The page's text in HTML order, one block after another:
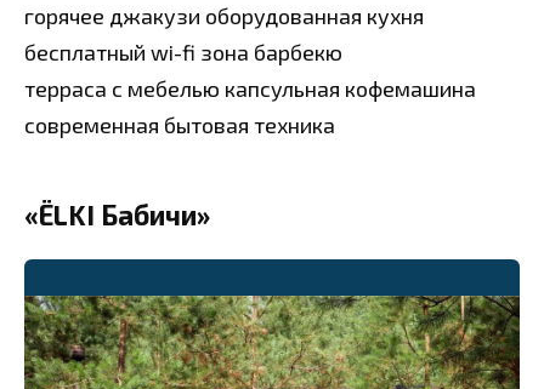
горячее джакузи оборудованная кухня
бесплатный wi-fi зона барбекю
терраса с мебелью капсульная кофемашина
современная бытовая техника
«ЁLKI Бабичи»